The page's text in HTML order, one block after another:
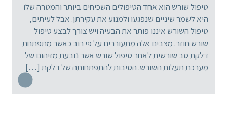
טיפול שורש הוא אחד הטיפולים השכיחים ביותר והמטרה שלו
היא לשמר שיניים שנפגעו ולמנוע את עקירתן. אבל לעיתים,
טיפול השורש איננו פותר את הבעיה ויש צורך לבצע טיפול
שורש חוזר. מצבים אלה מתעוררים על פי רוב כאשר מתפתחת
דלקת סב שורשית לאחר טיפול שורש אשר נובעת מזיהום של
מערכת תעלות השורש. הסיבות להתפתחותה של דלקת […]